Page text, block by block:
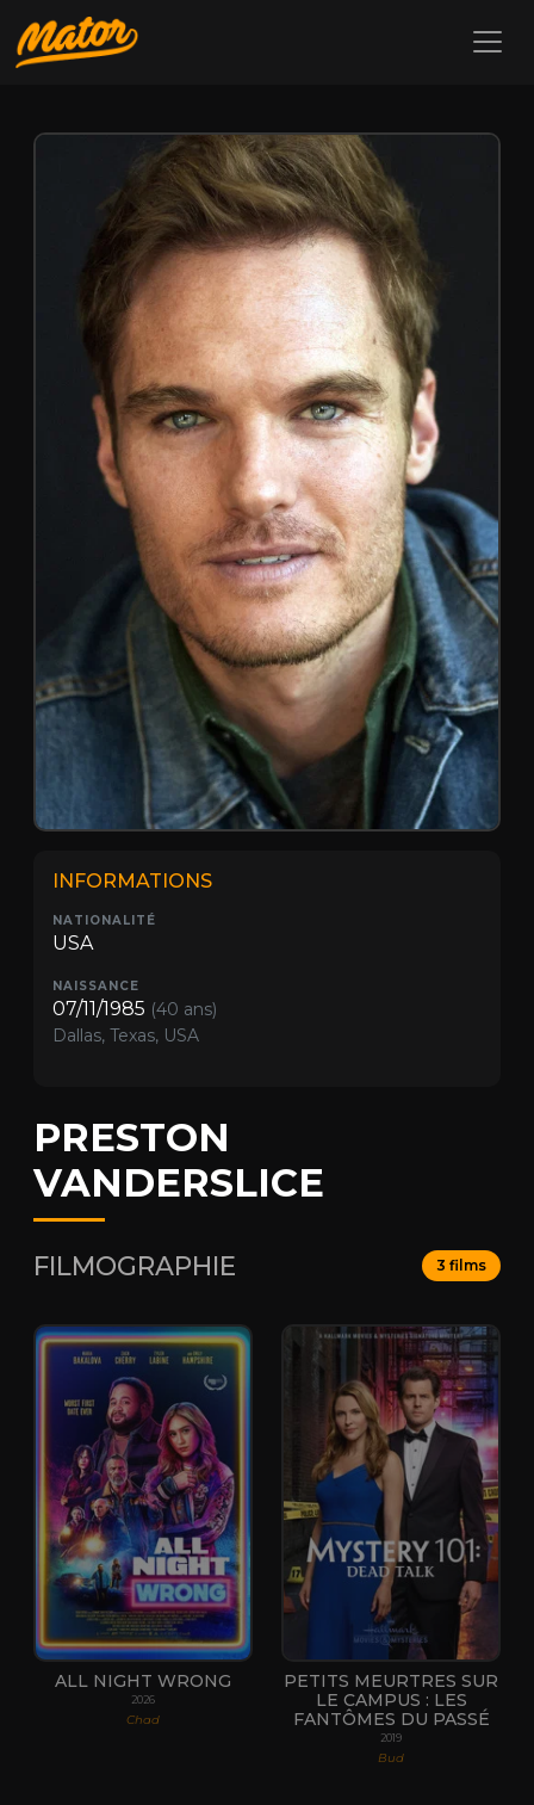
INFORMATIONS
NATIONALITÉ
USA
NAISSANCE
07/11/1985 (40 ans)
Dallas, Texas, USA
PRESTON
VANDERSLICE
FILMOGRAPHIE 3 films
ALL NIGHT WRONG
2026
Chad
PETITS MEURTRES SUR
LE CAMPUS : LES
FANTÔMES DU PASSÉ
2019
Bud